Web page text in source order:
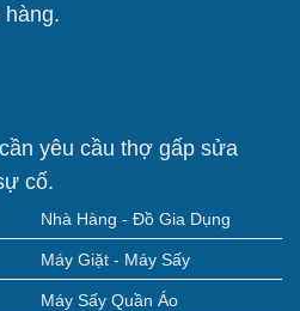
yêu cầu thợ gấp sửa
cố.
Nhà Hàng - Đồ Gia Dụng
Máy Giặt - Máy Sấy
Máy Sấy Quần Áo